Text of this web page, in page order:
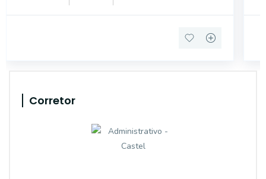
Corretor